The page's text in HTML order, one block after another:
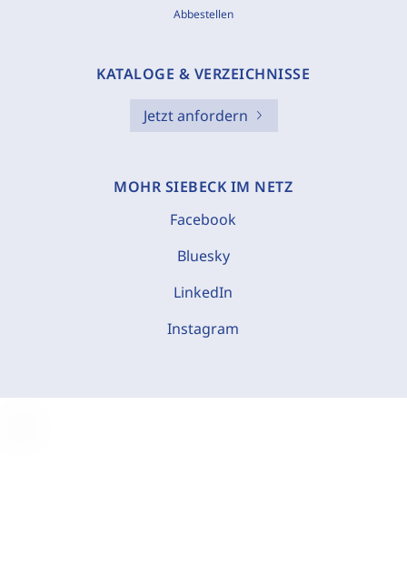
Abbestellen
KATALOGE & VERZEICHNISSE
Jetzt anfordern
MOHR SIEBECK IM NETZ
Facebook
Bluesky
LinkedIn
Instagram